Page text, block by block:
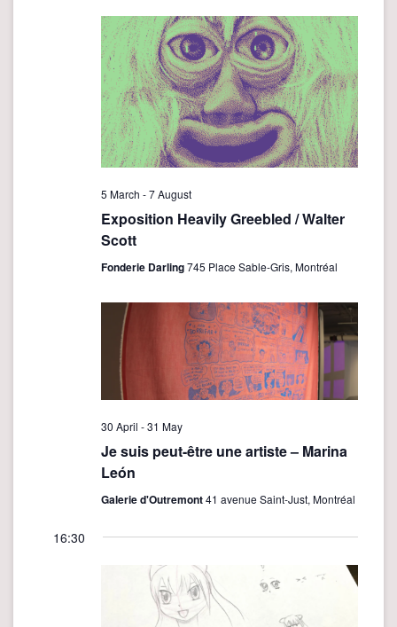
n
t
s
S
e
a
c
a
d
V
i
e
s
a
v
g
a
n
t
V
i
e
w
s
N
v
t
i
o
n
5 March -7 August
Exposition Heavily Greebled / Walter
Scott
Fonderie Darling745 Place Sable-Gris, Montréal
30 April -31 May
Je suis peut-être une artiste – Marina
León
Galerie d'Outremont41 avenue Saint-Just, Montréal
16:30